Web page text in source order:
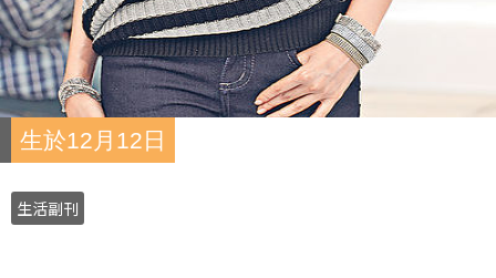
生於12月12日
生活副刊